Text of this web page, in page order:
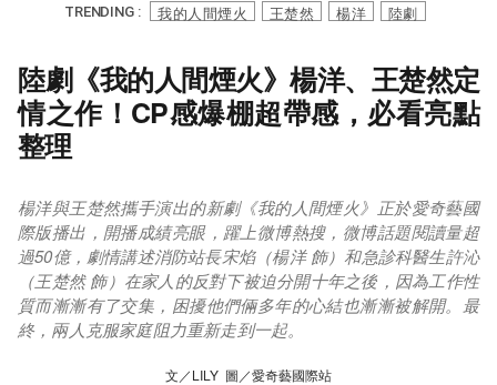
TRENDING : 我的人間煙火 王楚然 楊洋 陸劇
陸劇《我的人間煙火》楊洋、王楚然定
情之作！CP感爆棚超帶感，必看亮點
整理
楊洋與王楚然攜手演出的新劇《我的人間煙火》正於愛奇藝國
際版播出，開播成績亮眼，躍上微博熱搜，微博話題閱讀量超
過50億，劇情講述消防站長宋焰（楊洋 飾）和急診科醫生許沁
（王楚然 飾）在家人的反對下被迫分開十年之後，因為工作性
質而漸漸有了交集，困擾他們倆多年的心結也漸漸被解開。最
終，兩人克服家庭阻力重新走到一起。
文／LILY 圖／愛奇藝國際站